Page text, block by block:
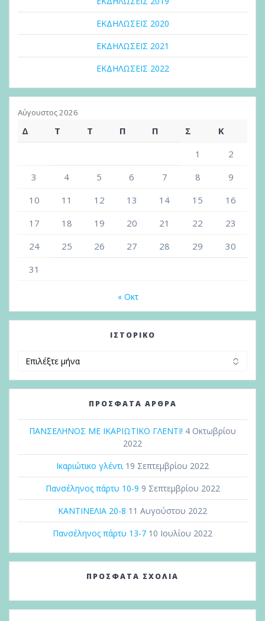
ΕΚΔΗΛΩΣΕΙΣ 2020
ΕΚΔΗΛΩΣΕΙΣ 2021
ΕΚΔΗΛΩΣΕΙΣ 2022
Αύγουστος 2026
Δ Τ Τ Π Π Σ
Κ
1
2
3
4 5 6 7 8
9
10
11 12 13 14 15
16
17
18 19 20 21 22
23
24
25 26 27 28 29
30
31
« Οκτ
ΙΣΤΟΡΙΚΌ
ΠΡΌΣΦΑΤΑ ΆΡΘΡΑ
ΠΑΝΣΕΛΗΝΟΣ ΜΕ ΙΚΑΡΙΩΤΙΚΟ ΓΛΕΝΤΙ! 4 Οκτωβρίου
2022
Ικαριώτικο γλέντι 19 Σεπτεμβρίου 2022
Πανσέληνος πάρτυ 10-9 9 Σεπτεμβρίου 2022
ΚΑΝΤΙΝΕΛΙΑ 20-8 11 Αυγούστου 2022
Πανσέληνος πάρτυ 13-7 10 Ιουλίου 2022
ΠΡΌΣΦΑΤΑ ΣΧΌΛΙΑ